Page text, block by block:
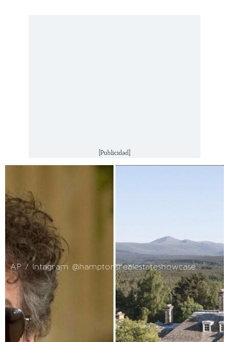
[Publicidad]
AP / Intagram @hamptonsrealestateshowcase